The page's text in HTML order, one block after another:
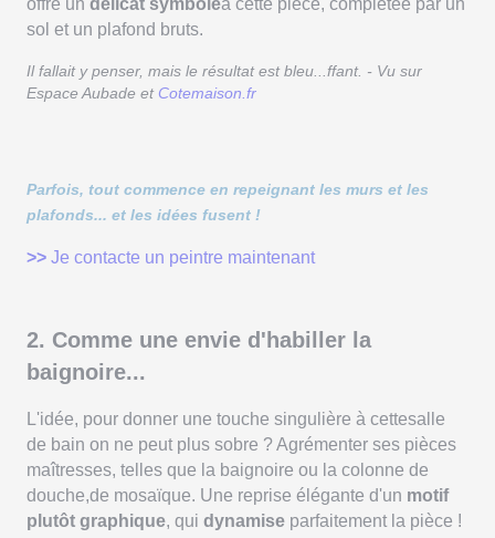
offre un délicat symboleà cette pièce, complétée par un
sol et un plafond bruts.
Il fallait y penser, mais le résultat est bleu...ffant. - Vu sur
Espace Aubade et Cotemaison.fr
Parfois, tout commence en repeignant les murs et les
plafonds... et les idées fusent !
>> Je contacte un peintre maintenant
2. Comme une envie d'habiller la
baignoire...
L'idée, pour donner une touche singulière à cettesalle
de bain on ne peut plus sobre ? Agrémenter ses pièces
maîtresses, telles que la baignoire ou la colonne de
douche,de mosaïque. Une reprise élégante d'un motif
plutôt graphique, qui dynamise parfaitement la pièce !